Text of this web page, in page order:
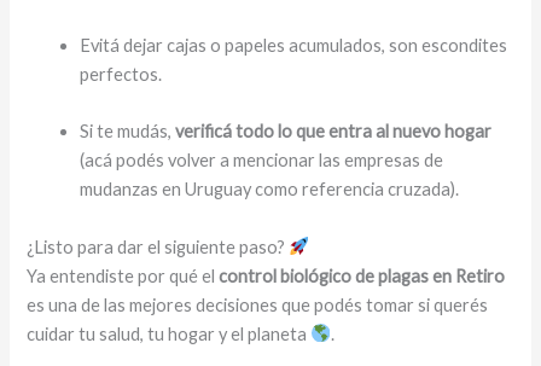
Evitá dejar cajas o papeles acumulados, son escondites
perfectos.
Si te mudás,verificá todo lo que entra al nuevo hogar
(acá podés volver a mencionar las empresas de
mudanzas en Uruguay como referencia cruzada).
¿Listo para dar el siguiente paso?
Ya entendiste por qué elcontrol biológico de plagas en Retiro
es una de las mejores decisiones que podés tomar si querés
cuidar tu salud, tu hogar y el planeta
.